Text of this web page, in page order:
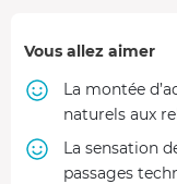
Vous allez aimer
La montée
naturels aux
La sensation
passages